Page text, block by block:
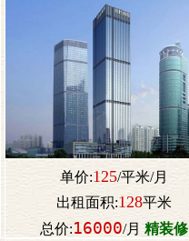
单价:125/平米/月
出租面积:128平米
总价:16000/月 精装修